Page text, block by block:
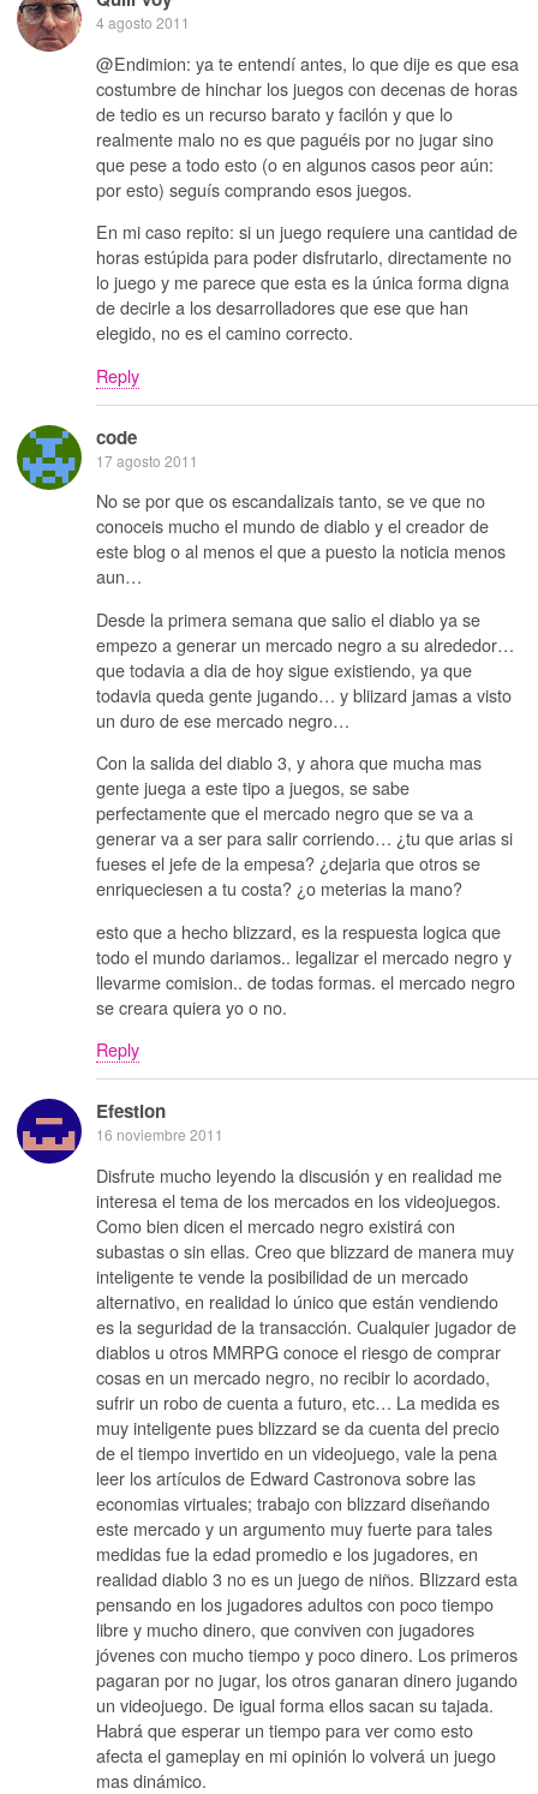
4 agosto 2011
@Endimion: ya te entendí antes, lo que dije es que esa
costumbre de hinchar los juegos con decenas de horas
de tedio es un recurso barato y facilón y que lo
realmente malo no es que paguéis por no jugar sino
que pese a todo esto (o en algunos casos peor aún:
por esto) seguís comprando esos juegos.
En mi caso repito: si un juego requiere una cantidad de
horas estúpida para poder disfrutarlo, directamente no
lo juego y me parece que esta es la única forma digna
de decirle a los desarrolladores que ese que han
elegido, no es el camino correcto.
Reply
code
17 agosto 2011
No se por que os escandalizais tanto, se ve que no
conoceis mucho el mundo de diablo y el creador de
este blog o al menos el que a puesto la noticia menos
aun…
Desde la primera semana que salio el diablo ya se
empezo a generar un mercado negro a su alrededor…
que todavia a dia de hoy sigue existiendo, ya que
todavia queda gente jugando… y bliizard jamas a visto
un duro de ese mercado negro…
Con la salida del diablo 3, y ahora que mucha mas
gente juega a este tipo a juegos, se sabe
perfectamente que el mercado negro que se va a
generar va a ser para salir corriendo… ¿tu que arias si
fueses el jefe de la empesa? ¿dejaria que otros se
enriqueciesen a tu costa? ¿o meterias la mano?
esto que a hecho blizzard, es la respuesta logica que
todo el mundo dariamos.. legalizar el mercado negro y
llevarme comision.. de todas formas. el mercado negro
se creara quiera yo o no.
Reply
Efestion
16 noviembre 2011
Disfrute mucho leyendo la discusión y en realidad me
interesa el tema de los mercados en los videojuegos.
Como bien dicen el mercado negro existirá con
subastas o sin ellas. Creo que blizzard de manera muy
inteligente te vende la posibilidad de un mercado
alternativo, en realidad lo único que están vendiendo
es la seguridad de la transacción. Cualquier jugador de
diablos u otros MMRPG conoce el riesgo de comprar
cosas en un mercado negro, no recibir lo acordado,
sufrir un robo de cuenta a futuro, etc… La medida es
muy inteligente pues blizzard se da cuenta del precio
de el tiempo invertido en un videojuego, vale la pena
leer los artículos de Edward Castronova sobre las
economias virtuales; trabajo con blizzard diseñando
este mercado y un argumento muy fuerte para tales
medidas fue la edad promedio e los jugadores, en
realidad diablo 3 no es un juego de niños. Blizzard esta
pensando en los jugadores adultos con poco tiempo
libre y mucho dinero, que conviven con jugadores
jóvenes con mucho tiempo y poco dinero. Los primeros
pagaran por no jugar, los otros ganaran dinero jugando
un videojuego. De igual forma ellos sacan su tajada.
Habrá que esperar un tiempo para ver como esto
afecta el gameplay en mi opinión lo volverá un juego
mas dinámico.